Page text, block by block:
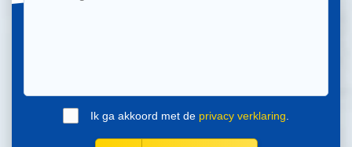
Ik ga akkoord met de privacy verklaring